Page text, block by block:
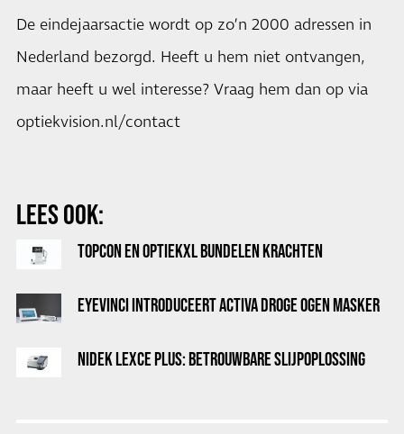
De eindejaarsactie wordt op zo’n 2000 adressen in
Nederland bezorgd. Heeft u hem niet ontvangen,
maar heeft u wel interesse? Vraag hem dan op via
optiekvision.nl/contact
LEES OOK:
TOPCON EN OPTIEKXL BUNDELEN KRACHTEN
EYEVINCI INTRODUCEERT ACTIVA DROGE OGEN MASKER
NIDEK LEXCE PLUS: BETROUWBARE SLIJPOPLOSSING